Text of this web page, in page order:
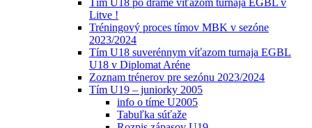
Litve !
Tréningový proces tímov MBK v sezóne
2023/2024
Tím U18 suverénnym víťazom turnaja EGBL
U18 v Diplomat Aréne
Zoznam trénerov pre sezónu 2023/2024
Tím U19 – juniorky 2005
info o tíme U2005
Tabuľka súťaže